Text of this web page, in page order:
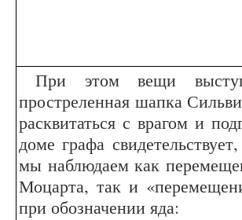
При этом вещи
простреленная шапка
расквитаться с врагом и
доме графа
мы наблюдаем как
Моцарта, так и
при обозначении яда: